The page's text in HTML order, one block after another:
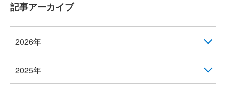
記事アーカイブ
2026年
2025年